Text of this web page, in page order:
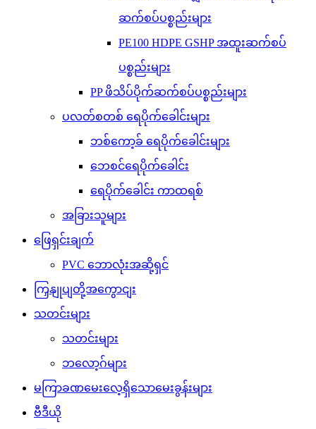
ဆက်စပ်ပစ္စည်းများ
PE100 HDPE GSHP အထူးဆက်စပ်
ပစ္စည်းများ
PP ဖိသိပ်ပိုက်ဆက်စပ်ပစ္စည်းများ
ပလတ်စတစ် ရေပိုက်ခေါင်းများ
ဘစ်ကော့ခ် ရေပိုက်ခေါင်းများ
ဘေစင်ရေပိုက်ခေါင်း
ရေပိုက်ခေါင်း ကာထရစ်
အခြားသူများ
ဖြေရှင်းချက်
PVC ဘောလုံးအဆို့ရှင်
ကြှနျုပျတို့အကွောငျး
သတင်းများ
သတင်းများ
ဘလော့ဂ်များ
မကြာခဏမေးလေ့ရှိသောမေးခွန်းများ
ဗီဒီယို